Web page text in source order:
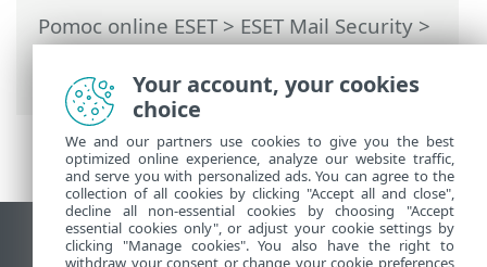
Pomoc online ESET>ESET Mail Security>
Ustawienia zaawansowane>Serwer>
Ustawienia priorytetu agenta
Wyświetl witrynę internetową dla
Your account, your cookies
choice
We and our partners use cookies to give you the best
optimized online experience, analyze our website traffic,
and serve you with personalized ads. You can agree to the
collection of all cookies by clicking "Accept all and close",
decline all non-essential cookies by choosing "Accept
essential cookies only", or adjust your cookie settings by
clicking "Manage cookies". You also have the right to
withdraw your consent or change your cookie preferences